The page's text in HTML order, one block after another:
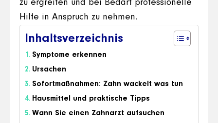
zu ergreifen und bei Bedarf professionelle
Hilfe in Anspruch zu nehmen.
Inhaltsverzeichnis
Symptome erkennen
Ursachen
Sofortmaßnahmen: Zahn wackelt was tun
Hausmittel und praktische Tipps
Wann Sie einen Zahnarzt aufsuchen